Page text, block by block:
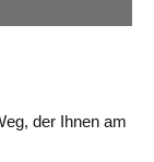
der Ihnen am